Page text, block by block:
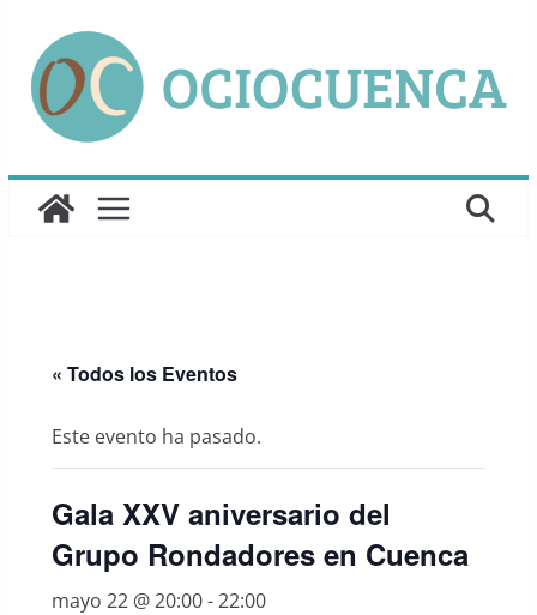
contenido
« Todos los Eventos
Este evento ha pasado.
Gala XXV aniversario del
Grupo Rondadores en Cuenca
mayo 22 @ 20:00-22:00